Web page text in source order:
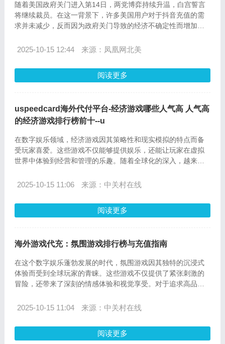
随着美国政府关门进入第14日，两党博弈持续升温，白宫誓言
将继续裁员。在这一背景下，许多美国用户对于抖音充值的需
求并未减少，反而因为政府关门导致的经济不确定性而增加。
体，充值服务成为了这些用户关注的焦点。本文将详细介绍
针对美国用户的服务。
2025-10-15 12:44 来源：凤凰网北美
阅读更多
uspeedcard海外代付平台-经济游戏哪些人气高 人气高
的经济游戏排行榜前十--u
在数字娱乐领域，经济游戏因其策略性和现实模拟的特点而备
受玩家喜爱。这些游戏不仅能够提供娱乐，还能让玩家在虚拟
世界中体验到经营和管理的乐趣。随着全球化的深入，越来越
游戏。Uspeedcard海外代付平台正是在这样的背景下应运而
将为您介绍当前人气高的经济游戏排行榜前十，并详细介绍如
何在Uspeedcard.com进行充值以及常见问题的解答。
2025-10-15 11:06 来源：中关村在线
阅读更多
海外游戏代充：氛围游戏排行榜与充值指南
在这个数字娱乐蓬勃发展的时代，氛围游戏因其独特的沉浸式
体验而受到全球玩家的青睐。这些游戏不仅提供了紧张刺激的
冒险，还带来了深刻的情感体验和视觉享受。对于追求高品质
至关重要的。本文将为您介绍最新的氛围游戏排行榜，并深入
快捷地为这些游戏充值，让您的游戏体验更上一层楼。
2025-10-15 11:04 来源：中关村在线
阅读更多